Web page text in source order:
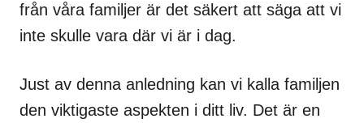
från våra familjer är det säkert att säga att vi
inte skulle vara där vi är i dag.
Just av denna anledning kan vi kalla familjen
den viktigaste aspekten i ditt liv. Det är en